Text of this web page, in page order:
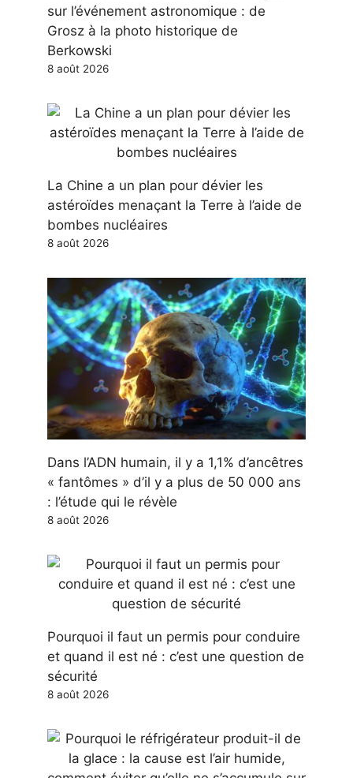
sur l’événement astronomique : de
Grosz à la photo historique de
Berkowski
8 août 2026
La Chine a un plan pour dévier les
astéroïdes menaçant la Terre à l’aide de
bombes nucléaires
8 août 2026
Dans l’ADN humain, il y a 1,1% d’ancêtres
« fantômes » d’il y a plus de 50 000 ans
: l’étude qui le révèle
8 août 2026
Pourquoi il faut un permis pour conduire
et quand il est né : c’est une question de
sécurité
8 août 2026